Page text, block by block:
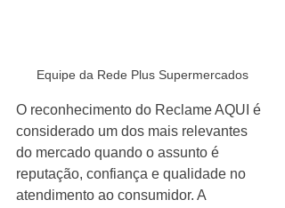
Equipe da Rede Plus Supermercados
O reconhecimento do Reclame AQUI é
considerado um dos mais relevantes
do mercado quando o assunto é
reputação, confiança e qualidade no
atendimento ao consumidor. A